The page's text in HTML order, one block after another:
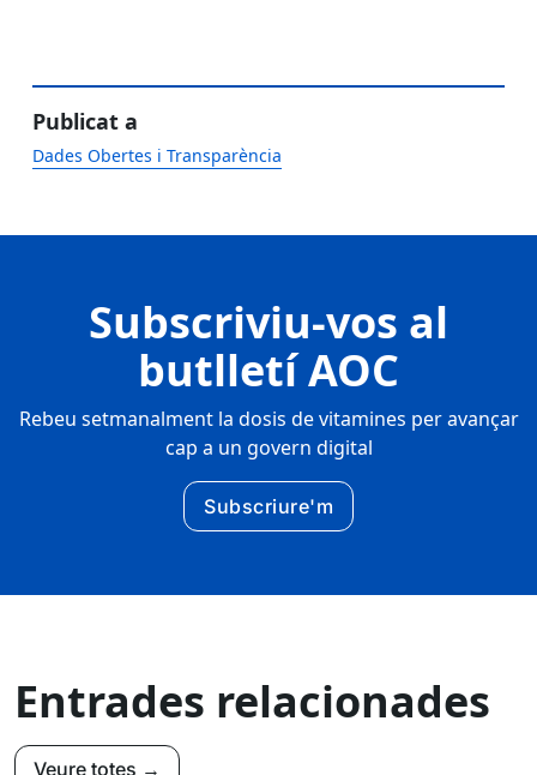
Publicat a
Dades Obertes i Transparència
Subscriviu-vos al
butlletí AOC
Rebeu setmanalment la dosis de vitamines per avançar
cap a un govern digital
Subscriure'm
Entrades relacionades
Veure totes →